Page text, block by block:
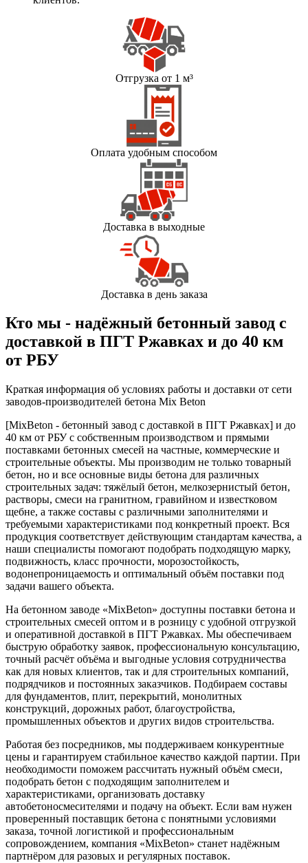
Отгрузка от 1 м³
Оплата удобным способом
Доставка в выходные
Доставка в день заказа
Кто мы - надёжный бетонный завод с
доставкой в ПГТ Ржавках и до 40 км
от РБУ
Краткая информация об условиях работы и доставки от сети
заводов-производителей бетона Mix Beton
[MixBeton - бетонный завод с доставкой в ПГТ Ржавках] и до
40 км от РБУ с собственным производством и прямыми
поставками бетонных смесей на частные, коммерческие и
строительные объекты. Мы производим не только товарный
бетон, но и все основные виды бетона для различных
строительных задач: тяжёлый бетон, мелкозернистый бетон,
растворы, смеси на гранитном, гравийном и известковом
щебне, а также составы с различными заполнителями и
требуемыми характеристиками под конкретный проект. Вся
продукция соответствует действующим стандартам качества, а
наши специалисты помогают подобрать подходящую марку,
подвижность, класс прочности, морозостойкость,
водонепроницаемость и оптимальный объём поставки под
задачи вашего объекта.
На бетонном заводе «MixBeton» доступны поставки бетона и
строительных смесей оптом и в розницу с удобной отгрузкой
и оперативной доставкой в ПГТ Ржавках. Мы обеспечиваем
быструю обработку заявок, профессиональную консультацию,
точный расчёт объёма и выгодные условия сотрудничества
как для новых клиентов, так и для строительных компаний,
подрядчиков и постоянных заказчиков. Подбираем составы
для фундаментов, плит, перекрытий, монолитных
конструкций, дорожных работ, благоустройства,
промышленных объектов и других видов строительства.
Работая без посредников, мы поддерживаем конкурентные
цены и гарантируем стабильное качество каждой партии. При
необходимости поможем рассчитать нужный объём смеси,
подобрать бетон с подходящим заполнителем и
характеристиками, организовать доставку
автобетоносмесителями и подачу на объект. Если вам нужен
проверенный поставщик бетона с понятными условиями
заказа, точной логистикой и профессиональным
сопровождением, компания «MixBeton» станет надёжным
партнёром для разовых и регулярных поставок.